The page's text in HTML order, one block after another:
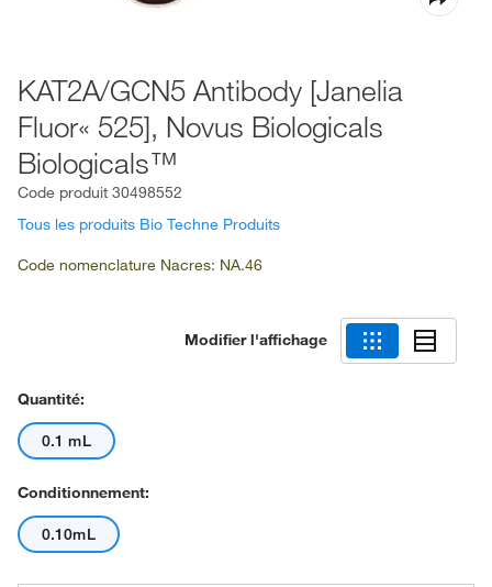
KAT2A/GCN5 Antibody [Janelia
Fluor« 525], Novus Biologicals
Biologicals™
Code produit 30498552
Tous les produits Bio Techne Produits
Code nomenclature Nacres: NA.46
Modifier l'affichage
Quantité:
0.1 mL
Conditionnement:
0.10mL